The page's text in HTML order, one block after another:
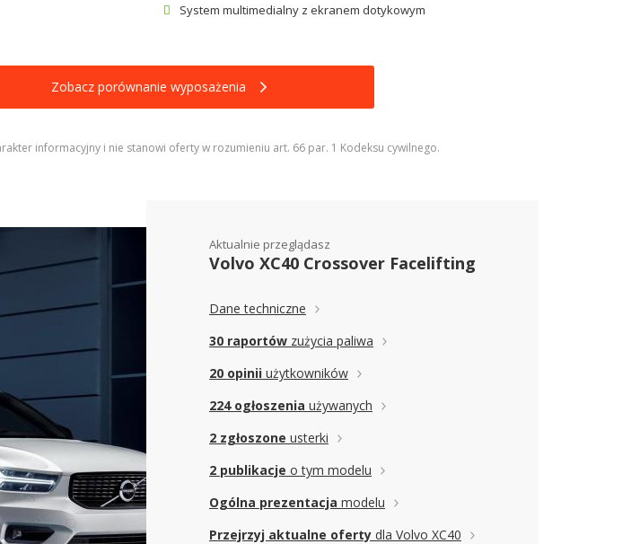
System multimedialny z ekranem dotykowym
Zobacz porównanie wyposażenia
informacyjny i nie stanowi oferty w rozumieniu art. 66 par. 1 Kodeksu cywilnego.
Aktualnie przeglądasz
Volvo XC40 Crossover Facelifting
Dane techniczne
30 raportów zużycia paliwa
20 opinii użytkowników
224 ogłoszenia używanych
2 zgłoszone usterki
2 publikacje o tym modelu
Ogólna prezentacja modelu
Przejrzyj aktualne oferty dla Volvo XC40